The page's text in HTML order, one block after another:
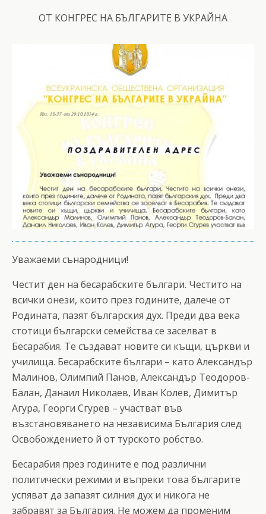
ОТ КОНГРЕС НА БЪЛГАРИТЕ В УКРАЙНА
Уважаеми сънародници!
Честит ден на бесарабските българи. Честито на
всички онези, които през годините, далече от
Родината, пазят българския дух. Преди два века
стотици български семейства се заселват в
Бесарабия. Те създават новите си къщи, църкви и
училища. Бесарабските българи – като Александър
Малинов, Олимпий Панов, Александър Теодоров-
Балан, Данаил Николаев, Иван Колев, Димитър
Агура, Георги Сгурев – участват във
възстановяването на независима България след
Освобождението й от турското робство.
Бесарабия през годините е под различни
политически режими и въпреки това българите
успяват да запазят силния дух и никога не
забравят за България. Не можем да променим